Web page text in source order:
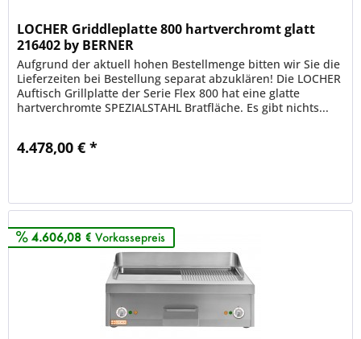
LOCHER Griddleplatte 800 hartverchromt glatt
216402 by BERNER
Aufgrund der aktuell hohen Bestellmenge bitten wir Sie die
Lieferzeiten bei Bestellung separat abzuklären! Die LOCHER
Auftisch Grillplatte der Serie Flex 800 hat eine glatte
hartverchromte SPEZIALSTAHL Bratfläche. Es gibt nichts...
4.478,00 € *
4.606,08 € Vorkassepreis